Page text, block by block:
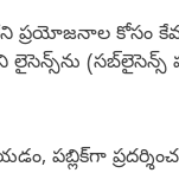
ప్రయోజనాల కోసం
(సబ్‌లైసెన్స్
పబ్లిక్‌గా